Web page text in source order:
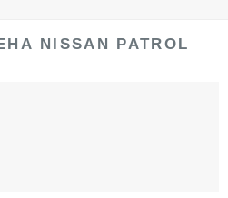
NISSAN PATROL